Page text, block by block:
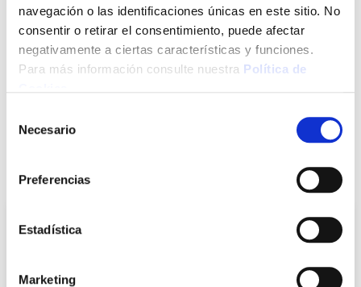
navegación o las identificaciones únicas en este sitio. No
consentir o retirar el consentimiento, puede afectar
negativamente a ciertas características y funciones.
Para más información consulte nuestra Política de
Necesario
Preferencias
Estadística
Marketing
Click&Collect - Recogida gratis
en nuestras tiendas
Envío a domicilio:
También te puede interesar